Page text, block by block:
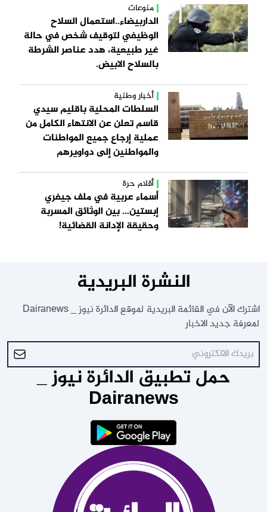
منوعات
الداربيضاء..استعمال السلاح
الوظيفي لتوقيف شخص في حالة
غير طبيعية، هدد عناصر الشرطة
بالسلاح الابيض.
أخبار وطنية
السلطات المحلية باقليم سيدي
قاسم تعلن عن الانتهاء الكامل من
عملية إرجاع جميع المواطنات
والمواطنين إلى دواويرهم
أقلام حرة
أسماء عربية في ملف جيفري
إبستين… بين الوثائق المسربة
وحقيقة الإدانة القضائية!
النشرة البريدية
اشترك الآن في القائمة البريدية لموقع الدائرة نيوز _ Dairanews
لمعرفة جديد الاخبار
حمل تطبيق الدائرة نيوز _
Dairanews